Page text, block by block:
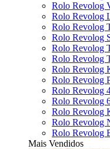
Rolo Revolog
Rolo Revolog
Rolo Revolog
Rolo Revolog
Rolo Revolog
Rolo Revolog
Rolo Revolog
Rolo Revolog
Rolo Revolog
Rolo Revolog
Rolo Revolog
Rolo Revolog
Rolo Revolog
Mais Vendidos